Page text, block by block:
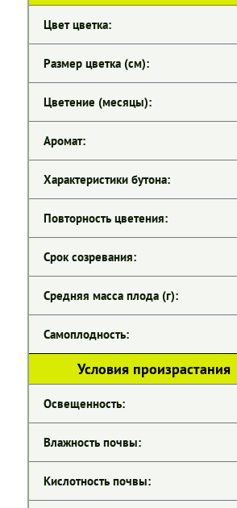
Цвет цветка:
Размер цветка (см):
Цветение (месяцы):
Аромат:
Характеристики бутона:
Повторность цветения:
Срок созревания:
Средняя масса плода (г):
Самоплодность:
Условия произрастания
Освещенность:
Влажность почвы:
Кислотность почвы: